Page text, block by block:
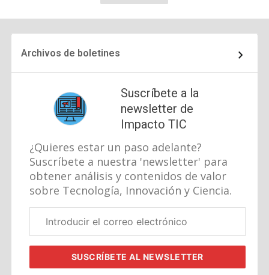
Archivos de boletines
Suscríbete a la
newsletter de
Impacto TIC
¿Quieres estar un paso adelante?
Suscríbete a nuestra 'newsletter' para
obtener análisis y contenidos de valor
sobre Tecnología, Innovación y Ciencia.
electrónico
SUSCRÍBETEAL NEWSLETTER